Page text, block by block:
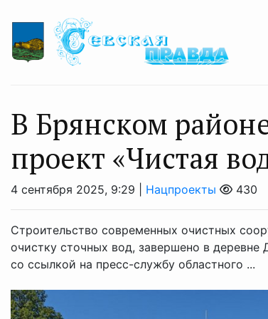
В Брянском
проект «Чистая
4 сентября 2025, 9:29 | Нацпроекты 430
Строительство современных очистных
очистку сточных вод, завершено в
со ссылкой на пресс-службу областного ...